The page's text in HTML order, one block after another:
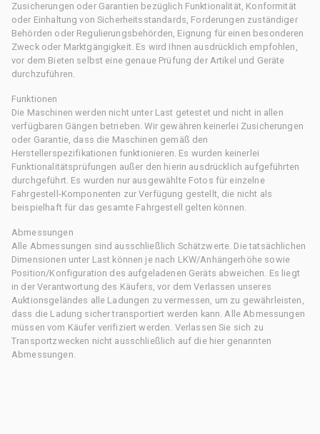
Zusicherungen oder Garantien bezüglich Funktionalität, Konformität
oder Einhaltung von Sicherheitsstandards, Forderungen zuständiger
Behörden oder Regulierungsbehörden, Eignung für einen besonderen
Zweck oder Marktgängigkeit. Es wird Ihnen ausdrücklich empfohlen,
vor dem Bieten selbst eine genaue Prüfung der Artikel und Geräte
durchzuführen.
Funktionen
Die Maschinen werden nicht unter Last getestet und nicht in allen
verfügbaren Gängen betrieben. Wir gewähren keinerlei Zusicherungen
oder Garantie, dass die Maschinen gemäß den
Herstellerspezifikationen funktionieren. Es wurden keinerlei
Funktionalitätsprüfungen außer den hierin ausdrücklich aufgeführten
durchgeführt. Es wurden nur ausgewählte Fotos für einzelne
Fahrgestell-Komponenten zur Verfügung gestellt, die nicht als
beispielhaft für das gesamte Fahrgestell gelten können.
Abmessungen
Alle Abmessungen sind ausschließlich Schätzwerte. Die tatsächlichen
Dimensionen unter Last können je nach LKW/Anhängerhöhe sowie
Position/Konfiguration des aufgeladenen Geräts abweichen. Es liegt
in der Verantwortung des Käufers, vor dem Verlassen unseres
Auktionsgeländes alle Ladungen zu vermessen, um zu gewährleisten,
dass die Ladung sicher transportiert werden kann. Alle Abmessungen
müssen vom Käufer verifiziert werden. Verlassen Sie sich zu
Transportzwecken nicht ausschließlich auf die hier genannten
Abmessungen.